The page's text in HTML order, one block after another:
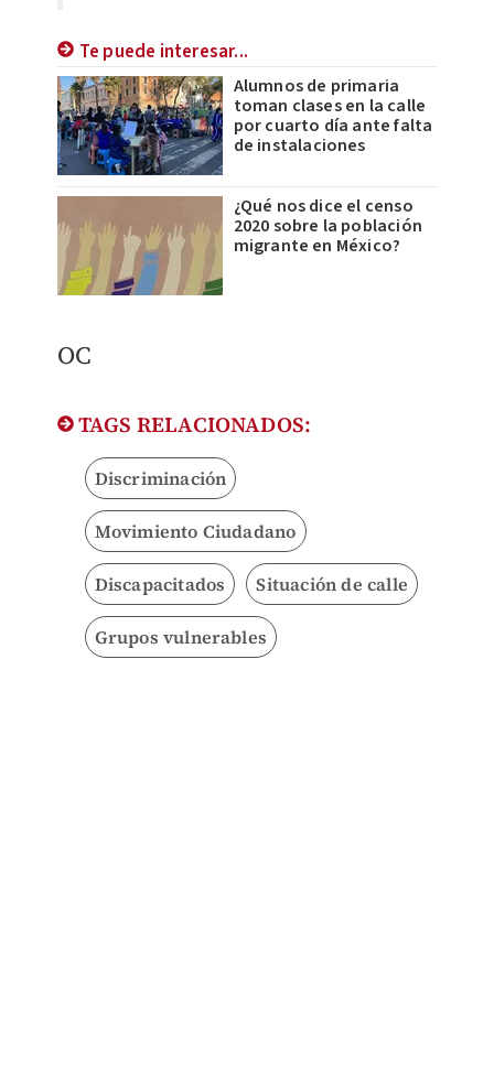
Te puede interesar...
Alumnos de primaria
toman clases en la calle
por cuarto día ante falta
de instalaciones
¿Qué nos dice el censo
2020 sobre la población
migrante en México?
OC
TAGS RELACIONADOS:
Discriminación
Movimiento Ciudadano
Discapacitados Situación de calle
Grupos vulnerables